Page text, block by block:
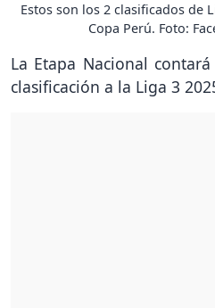
Estos son los 2 clasificados de
Copa Perú. Foto:
La Etapa Nacional
clasificación a la Liga 3